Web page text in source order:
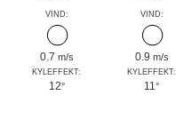
VIND:
0.7 m/s
KYLEFFEKT:
12°
VIND:
0.9 m/s
KYLEFFEKT:
11°